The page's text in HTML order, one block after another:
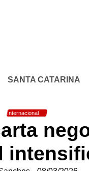
SANTA CATARINA
Internacional